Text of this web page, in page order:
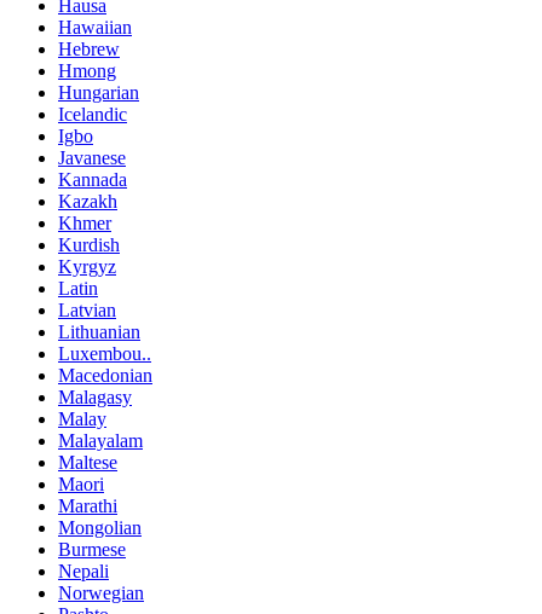
Hausa
Hawaiian
Hebrew
Hmong
Hungarian
Icelandic
Igbo
Javanese
Kannada
Kazakh
Khmer
Kurdish
Kyrgyz
Latin
Latvian
Lithuanian
Luxembou..
Macedonian
Malagasy
Malay
Malayalam
Maltese
Maori
Marathi
Mongolian
Burmese
Nepali
Norwegian